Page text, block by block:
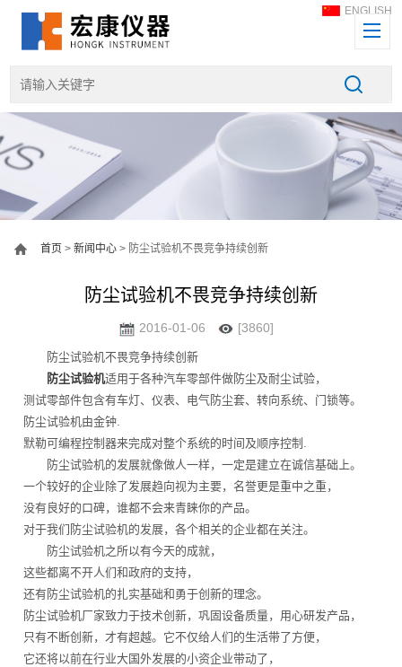
ENGLISH
首页 >新闻中心 > 防尘试验机不畏竞争持续创新
防尘试验机不畏竞争持续创新
2016-01-06 [3860]
防尘试验机不畏竞争持续创新
防尘试验机适用于各种汽车零部件做防尘及耐尘试验，
测试零部件包含有车灯、仪表、电气防尘套、转向系统、门锁等。
防尘试验机由金钟.
默勒可编程控制器来完成对整个系统的时间及顺序控制.
防尘试验机的发展就像做人一样，一定是建立在诚信基础上。
一个较好的企业除了发展趋向视为主要，名誉更是重中之重，
没有良好的口碑，谁都不会来青睐你的产品。
对于我们防尘试验机的发展，各个相关的企业都在关注。
防尘试验机之所以有今天的成就，
这些都离不开人们和政府的支持，
还有防尘试验机的扎实基础和勇于创新的理念。
防尘试验机厂家致力于技术创新，巩固设备质量，用心研发产品，
只有不断创新，才有超越。它不仅给人们的生活带了方便，
它还将以前在行业大国外发展的小资企业带动了，